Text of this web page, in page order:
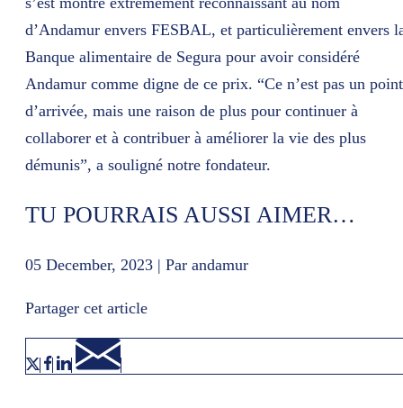
d’Andamur envers FESBAL, et particulièrement envers
Banque alimentaire de Segura pour avoir considéré
Andamur comme digne de ce prix. “Ce n’est pas un point
d’arrivée, mais une raison de plus pour continuer à
collaborer et à contribuer à améliorer la vie des plus
démunis”, a souligné notre fondateur.
TU POURRAIS AUSSI AIMER…
05 December, 2023 | Par andamur
Partager cet article